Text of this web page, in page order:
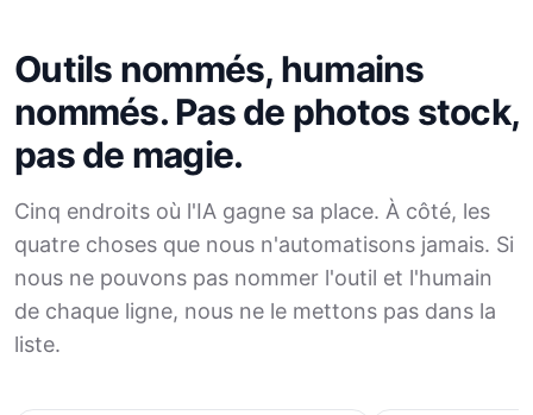
Outils nommés, humains
nommés. Pas de photos stock,
pas de magie.
Cinq endroits où l'IA gagne sa place. À côté, les
quatre choses que nous n'automatisons jamais. Si
nous ne pouvons pas nommer l'outil et l'humain
de chaque ligne, nous ne le mettons pas dans la
liste.